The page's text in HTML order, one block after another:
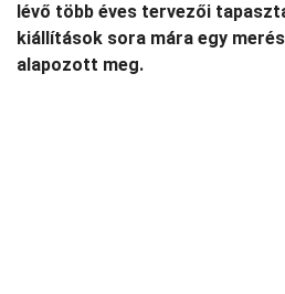
lévő több éves tervezői
kiállítások sora mára egy
alapozott meg.